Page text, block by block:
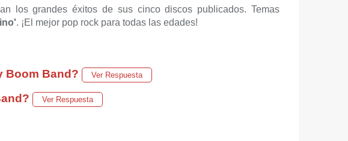
los grandes éxitos de sus cinco discos publicados. Temas
. ¡El mejor pop rock para todas las edades!
Boom Band? Ver Respuesta
Ver Respuesta